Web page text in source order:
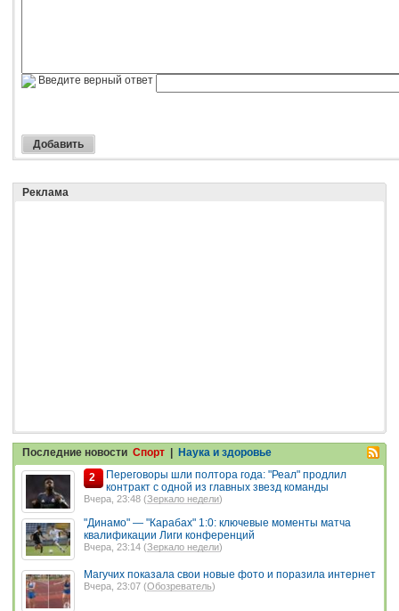
Введите верный ответ
Реклама
Последние новости Спорт
Наука и здоровье
2
Переговоры шли полтора года: "Реал" продлил
контракт с одной из главных звезд команды
Вчера, 23:48 (Зеркало недели)
"Динамо" — "Карабах" 1:0: ключевые моменты матча
квалификации Лиги конференций
Вчера, 23:14 (Зеркало недели)
Магучих показала свои новые фото и поразила интернет
Вчера, 23:07 (Обозреватель)